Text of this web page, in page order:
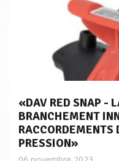
«DAV RED SNAP -
BRANCHEMENT
RACCORDEMENTS
PRESSION»